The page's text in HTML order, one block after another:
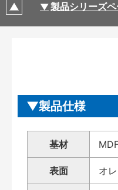
製品シリーズ
製品仕様
基材
表面 オ